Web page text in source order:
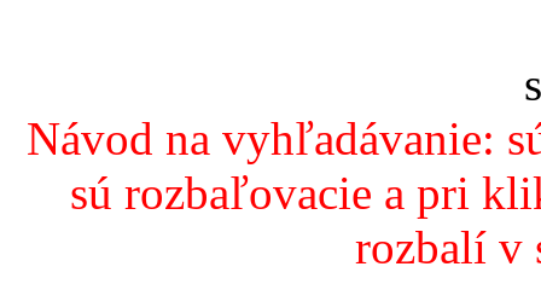
Návod na vyhľadávanie:
sú rozbaľovacie a pri
rozbalí v